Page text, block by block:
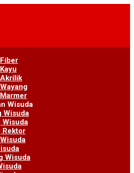
Wisuda
Wisuda
Wisuda
Rektor
Wisuda